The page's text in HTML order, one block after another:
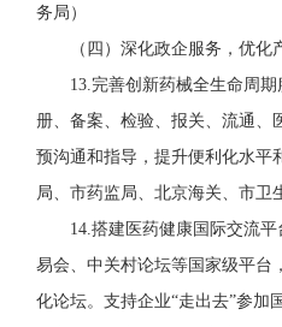
务局）
（ 四 ）深化政企服务，优化
13.完善创新药械全生命周
册、备案、检验、报关、流通、
预沟通和指导，提升便利化水平
局、市药监局、北京海关、市卫
14.搭建医药健康国际交流平
易会、中关村论坛等国家级平台，
化论坛。 支持企业“走出去”参加